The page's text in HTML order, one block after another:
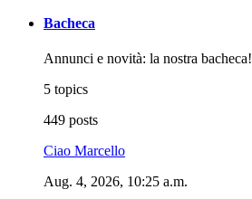
Bacheca
Annunci e novità: la nostra bacheca!
5 topics
449 posts
Ciao Marcello
Aug. 4, 2026, 10:25 a.m.